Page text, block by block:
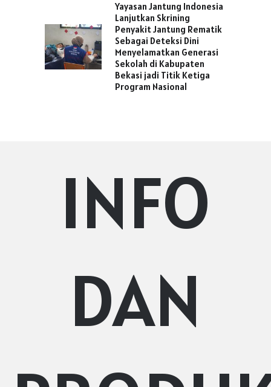
Yayasan Jantung Indonesia
Lanjutkan Skrining
Penyakit Jantung Rematik
Sebagai Deteksi Dini
Menyelamatkan Generasi
Sekolah di Kabupaten
Bekasi jadi Titik Ketiga
Program Nasional
INFO
DAN